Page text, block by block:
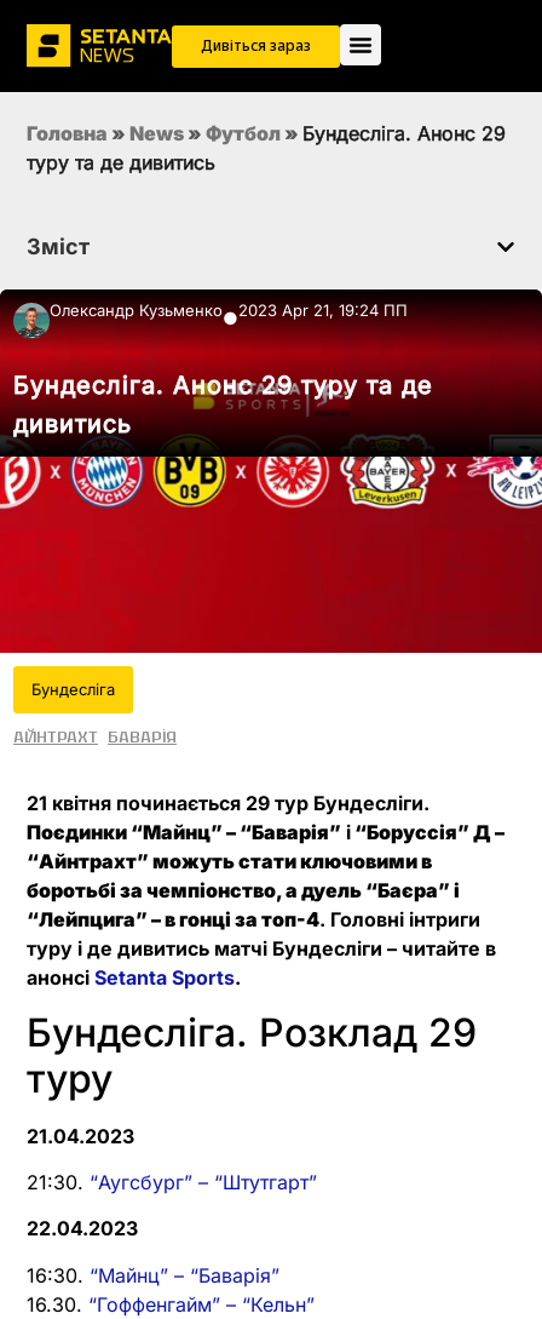
Дивіться зараз
Головна » News » Футбол » Бундесліга. Анонс 29
туру та де дивитись
Зміст
Олександр Кузьменко●2023 Apr 21, 19:24 ПП
Бундесліга. Анонс 29 туру та де
дивитись
Бундесліга
Айнтрахт Баварія
21 квітня починається 29 тур Бундесліги.
Поєдинки “Майнц” – “Баварія” і “Боруссія” Д –
“Айнтрахт” можуть стати ключовими в
боротьбі за чемпіонство, а дуель “Баєра” і
“Лейпцига” – в гонці за топ-4. Головні інтриги
туру і де дивитись матчі Бундесліги – читайте в
анонсі Setanta Sports.
Бундесліга. Розклад 29
туру
21.04.2023
21:30. “Аугсбург” – “Штутгарт”
22.04.2023
16:30. “Майнц” – “Баварія”
16.30. “Гоффенгайм” – “Кельн”